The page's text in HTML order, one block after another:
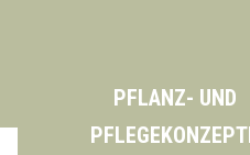
PFLANZ- UND